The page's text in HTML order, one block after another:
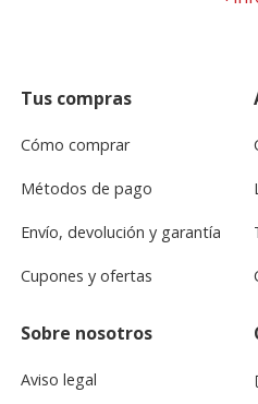
Tus compras
Cómo comprar
Métodos de pago
Envío, devolución y garantía
Cupones y ofertas
Sobre nosotros
Aviso legal